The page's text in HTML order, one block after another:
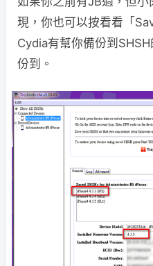
現，你也可以按看看「
Cydia有幫你備份到
份到。